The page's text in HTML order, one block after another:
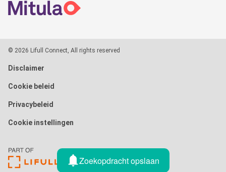
Zoekopdracht opslaan
© 2026 Lifull Connect, All rights reserved
Disclaimer
Cookie beleid
Privacybeleid
Cookie instellingen